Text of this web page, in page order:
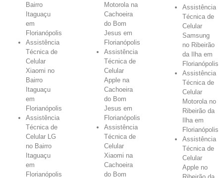
Bairro
Itaguaçu
em
Florianópolis
Assistência
Técnica de
Celular
Xiaomi no
Bairro
Itaguaçu
em
Florianópolis
Assistência
Técnica de
Celular LG
no Bairro
Itaguaçu
em
Florianópolis
Motorola na
Cachoeira
do Bom
Jesus em
Florianópolis
Assistência
Técnica de
Celular
Apple na
Cachoeira
do Bom
Jesus em
Florianópolis
Assistência
Técnica de
Celular
Xiaomi na
Cachoeira
do Bom
Assistência
Técnica de
Celular
Samsung
no Ribeirão
da Ilha em
Florianópolis
Assistência
Técnica de
Celular
Motorola no
Ribeirão da
Ilha em
Florianópolis
Assistência
Técnica de
Celular
Apple no